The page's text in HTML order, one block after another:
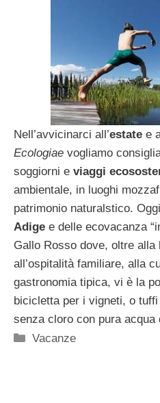
Nell’avvicinarci all’estate e
Ecologiae vogliamo
soggiorni e viaggi
ambientale, in luoghi
patrimonio naturalstico.
Adige e delle ecovacanza
Gallo Rosso dove, oltre alla
all’ospitalità familiare, alla
gastronomia tipica, vi è la
bicicletta per i vigneti, o
senza cloro con pura acqua
Categorie
Vacanze